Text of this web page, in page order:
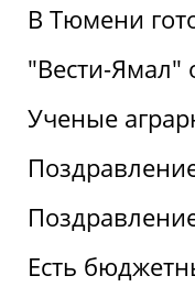
В Тюмени
"Вести-Ямал"
Ученые
Есть